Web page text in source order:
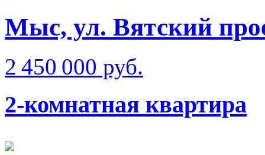
Мыс, ул. Вятский
2 450 000 руб.
2-комнатная квартира